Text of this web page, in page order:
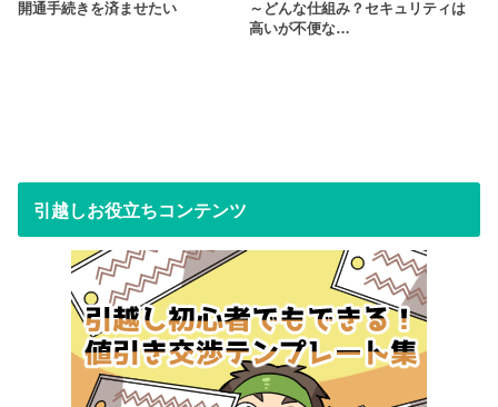
開通手続きを済ませたい
～どんな仕組み？セキュリティは
高いが不便な…
引越しお役立ちコンテンツ